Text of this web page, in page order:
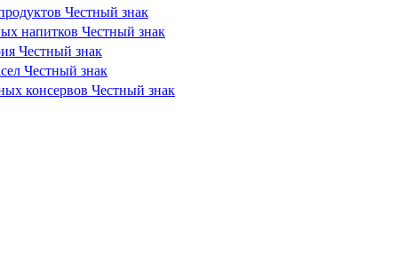
Честный знак
напитков Честный знак
Честный знак
Честный знак
консервов Честный знак